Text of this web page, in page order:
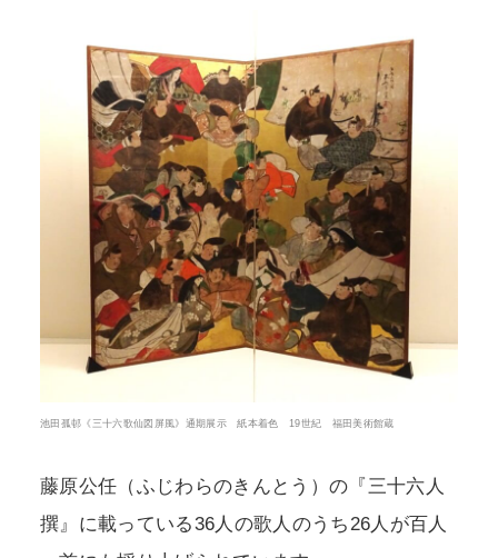
池田孤邨《三十六歌仙図屏風》通期展示 紙本着色 19世紀 福田美術館蔵
藤原公任（ふじわらのきんとう）の『三十六人
撰』に載っている36人の歌人のうち26人が百人